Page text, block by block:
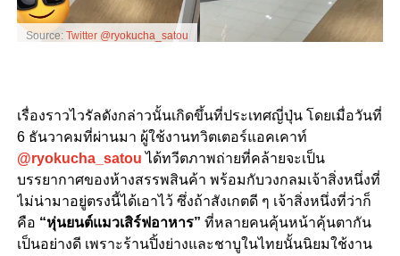
Source: Twitter @ryokucha_satou
เรื่องราวไวรัลดังกล่าวนั้นเกิดขึ้นที่ประเทศญี่ปุ่น โดยเมื่อวันที่
6 ธันวาคมที่ผ่านมา ผู้ใช้งานทวิตเตอร์แอคเคาท์
@ryokucha_satouได้ทวีตภาพถ่ายที่คล้ายจะเป็น
บรรยากาศของห้างสรรพสินค้า พร้อมกับวงกลมเจ้าสิ่งหนึ่งที่
ไม่น่ามาอยู่ตรงนี้ได้เอาไว้ ซึ่งถ้าสังเกตดี ๆ เจ้าสิ่งหนึ่งที่ว่าก็
คือ “หุ่นยนต์แมวเสิร์ฟอาหาร” ที่หลายคนคุ้นหน้าคุ้นตากัน
เป็นอย่างดี เพราะร้านปิ้งย่างและชาบูในไทยนั้นนิยมใช้งาน